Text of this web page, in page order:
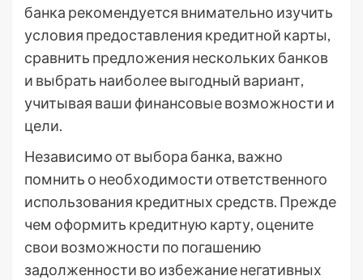
банка рекомендуется внимательно изучить
условия предоставления кредитной карты,
сравнить предложения нескольких банков
и выбрать наиболее выгодный вариант,
учитывая ваши финансовые возможности и
цели.
Независимо от выбора банка, важно
помнить о необходимости ответственного
использования кредитных средств. Прежде
чем оформить кредитную карту, оцените
свои возможности по погашению
задолженности во избежание негативных